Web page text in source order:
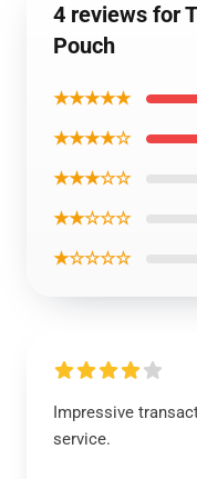
4 reviews for
Pouch
★★★★★
★★★★☆
★★★☆☆
★★☆☆☆
★☆☆☆☆
Impressive
service.